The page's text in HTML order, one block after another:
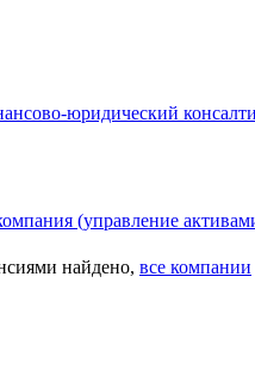
юридический
(управление
найдено, все компании